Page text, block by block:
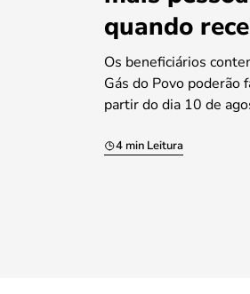
quando
Os beneficiários
Gás do Povo poderão
partir do dia 10 de
4 min Leitura